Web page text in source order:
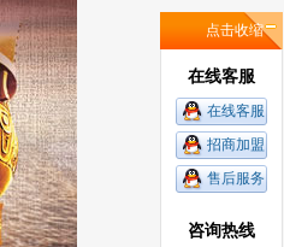
点击收缩
在线客服
在线客服
招商加盟
售后服务
咨询热线